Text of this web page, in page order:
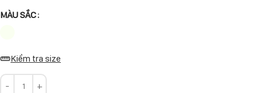
MÀU SẮC
Kiểm tra size